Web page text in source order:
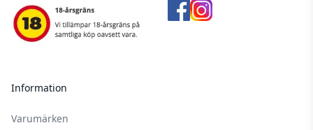
Information
Varumärken